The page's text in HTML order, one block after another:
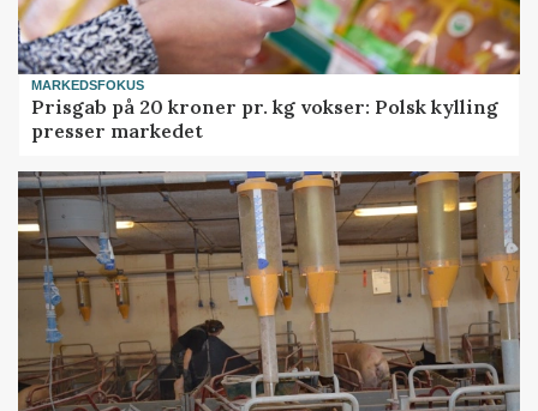
MARKEDSFOKUS
Prisgab på 20 kroner pr. kg vokser: Polsk kylling
presser markedet